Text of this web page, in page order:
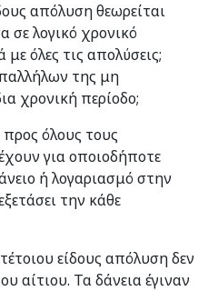
απόλυση θεωρείται
σε λογικό χρονικό
όλες τις απολύσεις;
της μη
χρονική περίοδο;
όλους τους
για οποιοδήποτε
ή λογαριασμό στην
την κάθε
είδους απόλυση δεν
αίτιου. Τα δάνεια έγιναν